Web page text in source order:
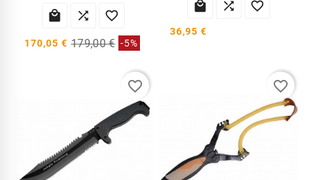
  
170,05 € 179,00 € -5%
  
36,95 €
favorite_border favorite_border